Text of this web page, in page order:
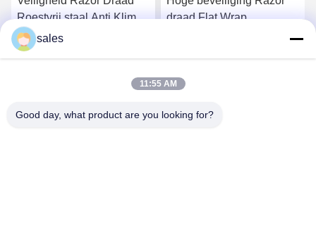
Roestvrij staal Anti Klim
Barrier Razor Ribbon
Concertina Coil Draad
draad Flat Wrap
sales
11:55 AM
Good day, what product are you looking for?